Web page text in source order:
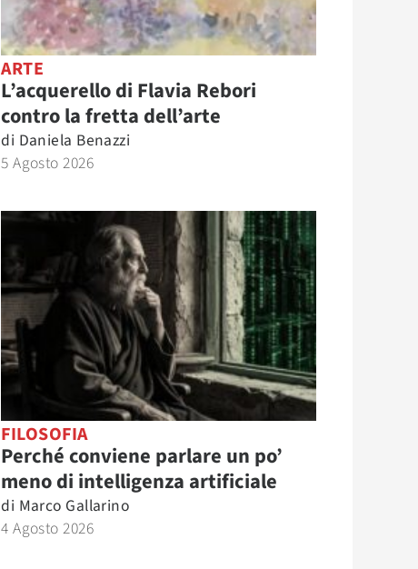
ARTE
L’acquerello di Flavia Rebori
contro la fretta dell’arte
di Daniela Benazzi
5 Agosto 2026
FILOSOFIA
Perché conviene parlare un po’
meno di intelligenza artificiale
di Marco Gallarino
4 Agosto 2026